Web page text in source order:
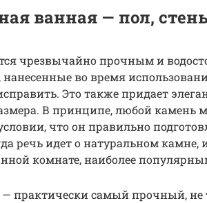
ванная — пол,
чрезвычайно прочным и
во время
Это также придает
В принципе, любой камень
что он правильно
речь идет о натуральном
комнате, наиболее
— практически самый прочный,